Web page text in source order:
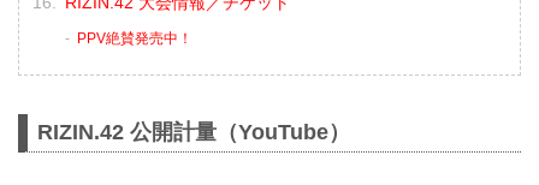
PPV絶賛発売中！
RIZIN.42 公開計量（YouTube）